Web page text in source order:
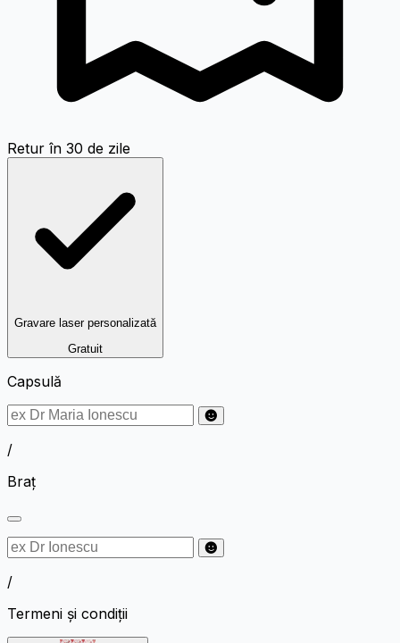
Retur în 30 de zile
Gravare laser personalizată
Gratuit
Capsulă
/
Braț
/
Termeni și condiții